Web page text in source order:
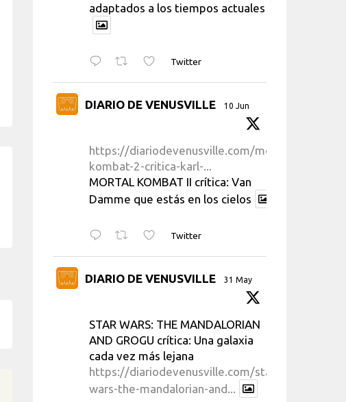
adaptados a los tiempos actuales
Twitter
DIARIO DE VENUSVILLE 10 Jun
https://diariodevenusville.com/mortal-
kombat-2-critica-karl-...
MORTAL KOMBAT II crítica: Van
Damme que estás en los cielos
Twitter
DIARIO DE VENUSVILLE 31 May
STAR WARS: THE MANDALORIAN
AND GROGU crítica: Una galaxia
cada vez más lejana
https://diariodevenusville.com/star-
wars-the-mandalorian-and...